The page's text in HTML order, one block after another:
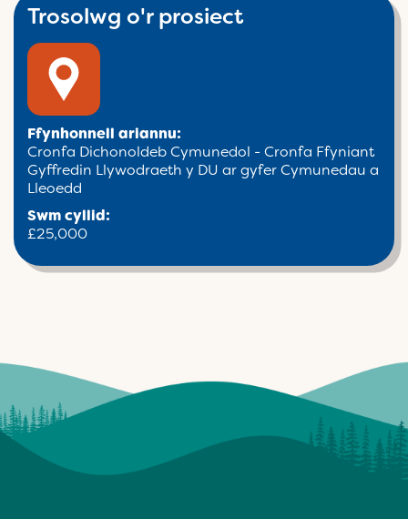
Trosolwg o'r prosiect
Ffynhonnell ariannu:
Cronfa Dichonoldeb Cymunedol - Cronfa Ffyniant
Gyffredin Llywodraeth y DU ar gyfer Cymunedau a
Lleoedd
Swm cyllid:
£25,000